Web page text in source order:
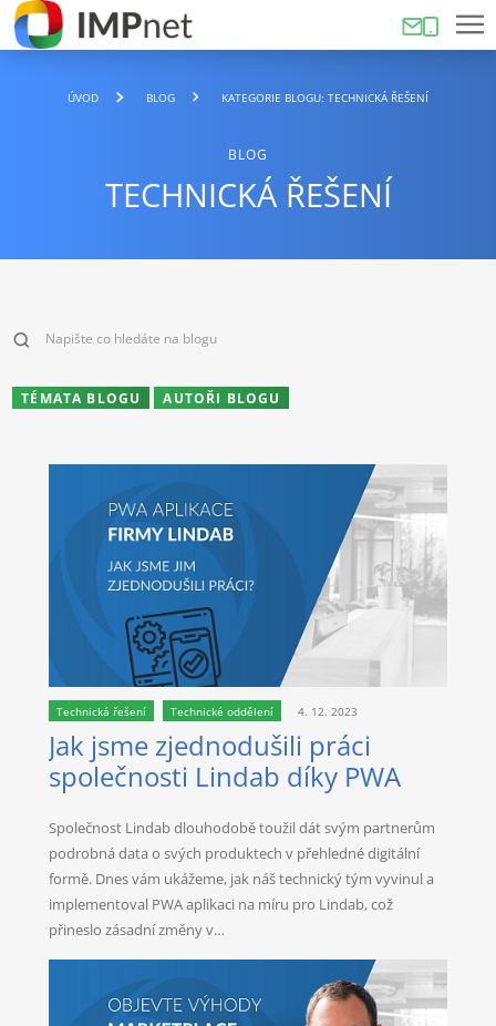
ÚVOD BLOG KATEGORIE BLOGU: TECHNICKÁ ŘEŠENÍ
BLOG
TECHNICKÁ ŘEŠENÍ
Technická řešení Technické oddělení 4. 12. 2023
Jak jsme zjednodušili práci
společnosti Lindab díky PWA
Společnost Lindab dlouhodobě toužil dát svým partnerům
podrobná data o svých produktech v přehledné digitální
formě. Dnes vám ukážeme, jak náš technický tým vyvinul a
implementoval PWA aplikaci na míru pro Lindab, což
přineslo zásadní změny v…
TÉMATA BLOGU AUTOŘI BLOGU